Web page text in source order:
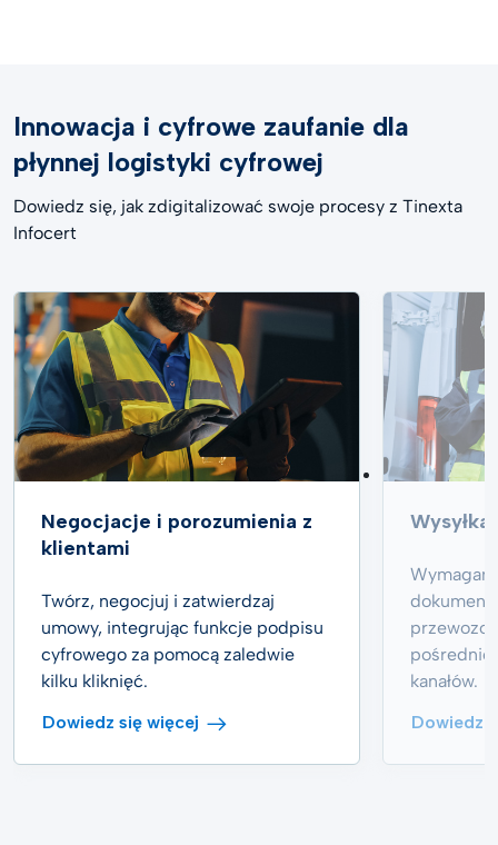
Innowacja i cyfrowe zaufanie dla
płynnej logistyki cyfrowej
Dowiedz się, jak zdigitalizować swoje procesy z Tinexta
Infocert
Negocjacje i porozumienia z
klientami
Twórz, negocjuj i zatwierdzaj
umowy, integrując funkcje podpisu
cyfrowego za pomocą zaledwie
kilku kliknięć.
Dowiedz się więcej
kanałów.
Dowiedz